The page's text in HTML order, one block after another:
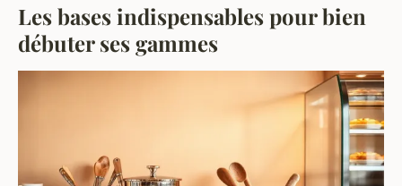
Les bases indispensables pour bien
débuter ses gammes